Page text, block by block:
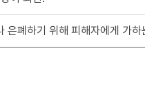
은폐하기 위해 피해자에게 가